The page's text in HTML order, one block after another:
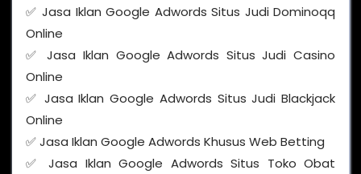
✅ Jasa Iklan Google Adwords Situs Judi Dominoqq
Online
✅ Jasa Iklan Google Adwords Situs Judi Casino
Online
✅ Jasa Iklan Google Adwords Situs Judi Blackjack
Online
✅ Jasa Iklan Google Adwords Khusus Web Betting
✅ Jasa Iklan Google Adwords Situs Toko Obat